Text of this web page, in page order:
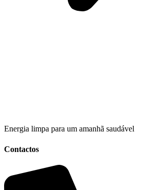
Energia limpa para um amanhã saudável
Contactos